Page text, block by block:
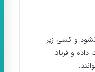
و کسی زیر
و فریاد